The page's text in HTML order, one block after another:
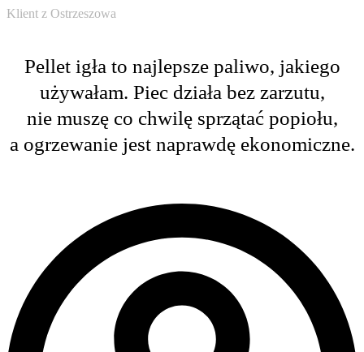
Klient z Ostrzeszowa​
Pellet igła to najlepsze paliwo, jakiego
używałam. Piec działa bez zarzutu,
nie muszę co chwilę sprzątać popiołu,
a ogrzewanie jest naprawdę ekonomiczne.